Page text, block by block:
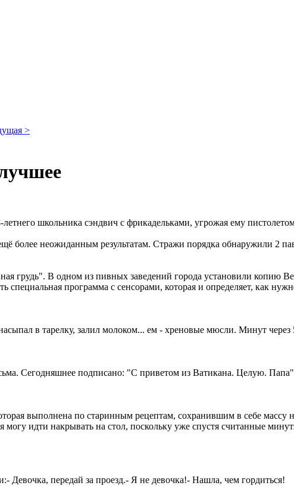
>
школьника сэндвич с фрикадельками, угрожая ему
более неожиданным результатам. Стражи порядка обнаружили 2
грудь". В одном из пивных заведений города установили копию
специальная программа с сенсорами, которая и определяет, как
в тарелку, залил молоком... ем - хреновые мюсли. Минут через
Сегодняшнее подписано: "С приветом из Ватикана. Целую. Папа"
выполнена по старинным рецептам, сохранившим в себе массу
могу идти накрывать на стол, поскольку уже спустя считанные
Девочка, передай за проезд.- Я не девочка!- Нашла, чем гордиться!